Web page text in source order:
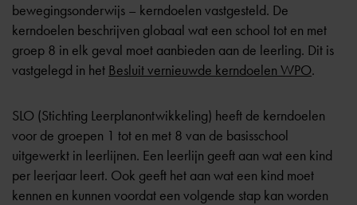
bewegingsonderwijs – kerndoelen vastgesteld. De
kerndoelen beschrijven globaal wat een school tot en met
groep 8 in elk geval moet aanbieden aan de leerling. Dit is
vastgelegd in het Besluit vernieuwde kerndoelen WPO.
SLO (Stichting Leerplanontwikkeling) heeft de kerndoelen
voor de groepen 1 tot en met 8 van de basisschool
uitgewerkt in leerlijnen. Een leerlijn geeft aan wat een kind
per leerjaar leert. Ook geeft het aan wat een kind moet
kennen en kunnen voordat een volgende stap kan worden